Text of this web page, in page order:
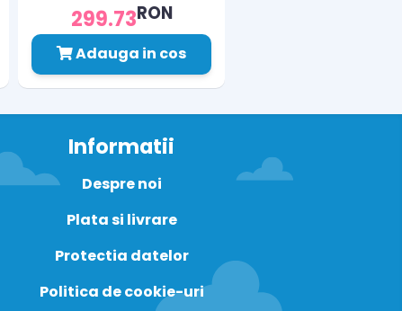
299.73RON
Adauga in cos
Informatii
Despre noi
Plata si livrare
Protectia datelor
Politica de cookie-uri